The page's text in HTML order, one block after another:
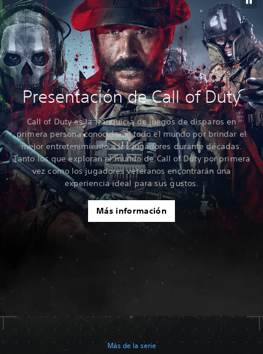
Presentación de Call of Duty
Call of Duty es la franquicia de juegos de disparos en
primera persona conocida en todo el mundo por brindar el
mejor entretenimiento a los jugadores durante décadas.
Tanto los que exploran el mundo de Call of Duty por primera
vez como los jugadores veteranos encontrarán una
experiencia ideal para sus gustos.
Más información
Más de la serie